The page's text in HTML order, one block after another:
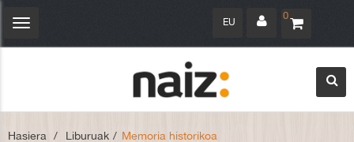
0
EU
Navegación
Hasiera > Liburuak > Memoria historikoa